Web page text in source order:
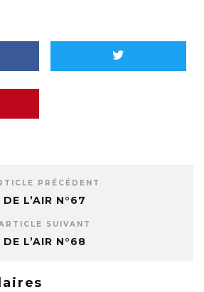
PRÉCÉDENT
DE L’AIR N°67
SUIVANT
DE L’AIR N°68